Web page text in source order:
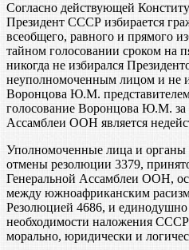
Согласно действующей
Президент СССР избирается
всеобщего, равного и прямого
тайном голосовании сроком на
никогда не избирался
неуполномоченным лицом и не
Воронцова Ю.М.
голосование Воронцова Ю.М. за
Ассамблеи ООН является
Уполномоченные лица и
отмены резолюции 3379,
Генеральной Ассамблеи ООН,
между южноафриканским
Резолюцией 4686, и
необходимости наложения
морально, юридически и